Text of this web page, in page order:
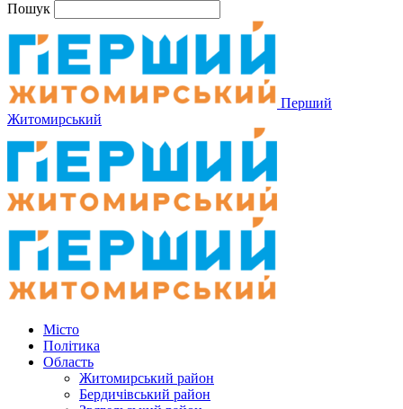
Пошук
Перший
Житомирський
Місто
Політика
Область
Житомирський район
Бердичівський район